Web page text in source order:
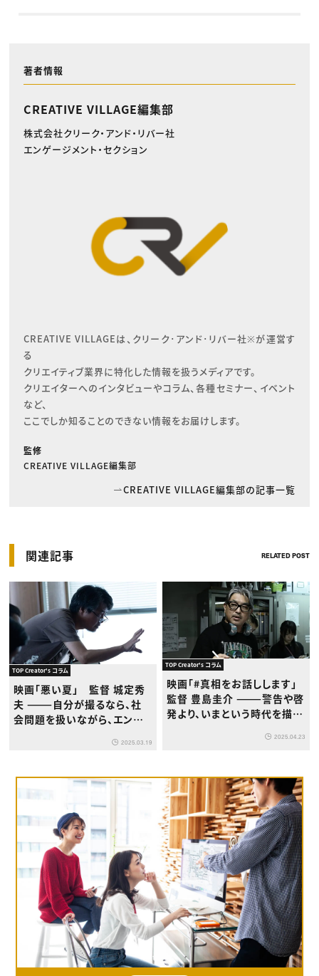
著者情報
CREATIVE VILLAGE編集部
株式会社クリーク・アンド・リバー社
エンゲージメント・セクション
CREATIVE VILLAGEは、クリーク･アンド･リバー社※が運営す
る
クリエイティブ業界に特化した情報を扱うメディアです。
クリエイターへのインタビューやコラム、各種セミナー、イベント
など、
ここでしか知ることのできない情報をお届けします。
監修
CREATIVE VILLAGE編集部
CREATIVE VILLAGE編集部の記事一覧
関連記事 RELATED POST
TOP Creator's コラム
映画「悪い夏」 監督 城定秀
夫 ———自分が撮るなら、社
会問題を扱いながら、エンタ
いけないと思ってました2025.03.19
TOP Creator's コラム
映画「#真相をお話しします」
監督 豊島圭介 ———警告や啓
発より、いまという時代を描く
2025.04.23